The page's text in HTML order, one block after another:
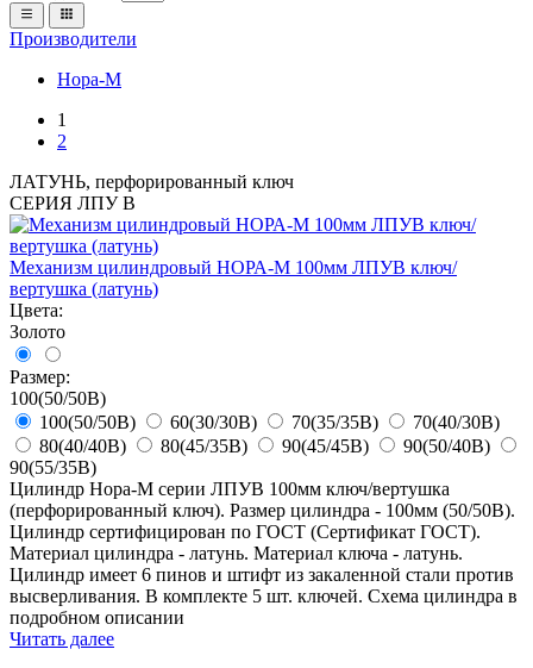
Производители
Нора-М
1
2
ЛАТУНЬ, перфорированный ключ
СЕРИЯ ЛПУ В
Механизм цилиндровый НОРА-М 100мм ЛПУВ ключ/
вертушка (латунь)
Цвета:
Золото
Размер:
100(50/50В)
100(50/50В)
60(30/30В) 70(35/35В)
70(40/30В)
80(40/40В)
80(45/35В) 90(45/45В)
90(50/40В)
90(55/35В)
Цилиндр Нора-М серии ЛПУВ 100мм ключ/вертушка
(перфорированный ключ). Размер цилиндра - 100мм (50/50В).
Цилиндр сертифицирован по ГОСТ (Сертификат ГОСТ).
Материал цилиндра - латунь. Материал ключа - латунь.
Цилиндр имеет 6 пинов и штифт из закаленной стали против
высверливания. В комплекте 5 шт. ключей. Схема цилиндра в
подробном описании
Читать далее